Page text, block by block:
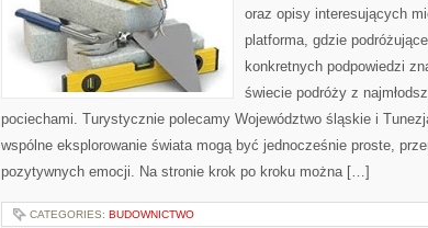
oraz opisy interesujących
platforma, gdzie
konkretnych podpowiedzi
świecie podróży z
pociechami. Turystycznie polecamy Województwo śląskie i
wspólne eksplorowanie świata mogą być jednocześnie proste,
pozytywnych emocji. Na stronie krok po kroku można […]
CATEGORIES: BUDOWNICTWO